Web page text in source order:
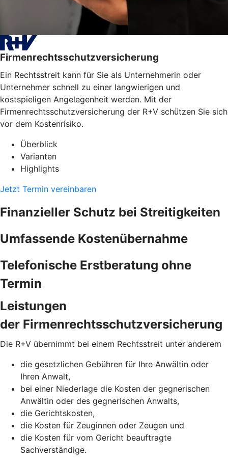
Firmenrechtsschutzversicherung
Ein Rechtsstreit kann für Sie als Unternehmerin oder
Unternehmer schnell zu einer langwierigen und
kostspieligen Angelegenheit werden. Mit der
Firmenrechtsschutzversicherung der R+V schützen Sie sich
vor dem Kostenrisiko.
Überblick
Varianten
Highlights
Jetzt Termin vereinbaren
Finanzieller Schutz bei Streitigkeiten
Umfassende Kostenübernahme
Telefonische Erstberatung ohne
Termin
Leistungen
der Firmenrechtsschutzversicherung
Die R+V übernimmt bei einem Rechtsstreit unter anderem
die gesetzlichen Gebühren für Ihre Anwältin oder
Ihren Anwalt,
bei einer Niederlage die Kosten der gegnerischen
Anwältin oder des gegnerischen Anwalts,
die Gerichtskosten,
die Kosten für Zeuginnen oder Zeugen und
die Kosten für vom Gericht beauftragte
Sachverständige.